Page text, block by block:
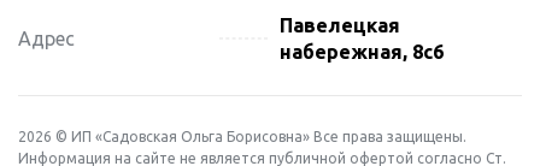
Адрес
Павелецкая
набережная, 8с6
2026 © ИП «Садовская Ольга Борисовна» Все права защищены.
Информация на сайте не является публичной офертой согласно Ст.